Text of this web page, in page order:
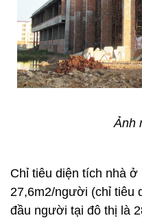
Ảnh
Chỉ tiêu diện tích nhà
27,6m2/người (chỉ tiêu
đầu người tại đô thị là